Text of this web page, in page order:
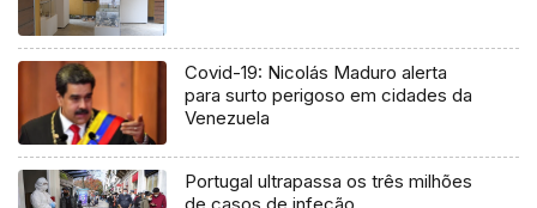
Covid-19: Nicolás Maduro alerta
para surto perigoso em cidades da
Venezuela
Portugal ultrapassa os três milhões